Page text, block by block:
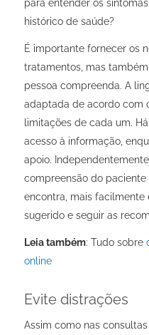
para entender os
histórico de saúde?
É importante fornecer os
tratamentos, mas
pessoa compreenda. A
adaptada de acordo com
limitações de cada um.
acesso à informação,
apoio.
compreensão do
encontra, mais
sugerido e seguir as
Leia também: Tudo sobre
online
Evite distrações
Assim como nas